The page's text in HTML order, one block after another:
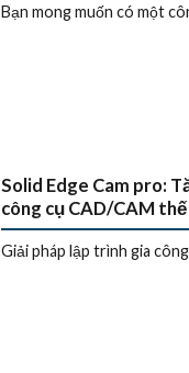
Bạn mong muốn có một
Solid Edge Cam pro:
công cụ CAD/CAM
Giải pháp lập trình gia